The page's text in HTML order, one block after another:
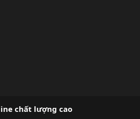
chất lượng cao